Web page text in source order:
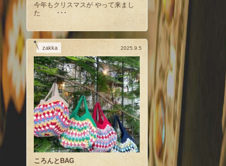
今年もクリスマスが やって来まし
た ･･･
zakka 2025.9.5
ころんとBAG